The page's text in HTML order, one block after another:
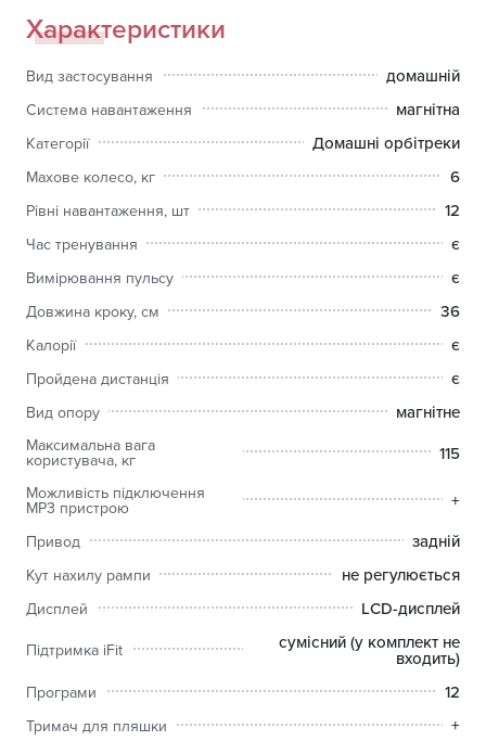
автоматично відстежує прогрес, відтворює реальні
можливість порівняти свої результати з друзями та
адаптувати Ваше тренування, задаючи конкретну мету
спереду тренажера, Ви легко зможете переміщати
обладнання, а підставка під планшет / телефон і тримач для
водний баланс в організмі.
Характеристики
Вид застосування домашній
Система навантаження магнітна
Категорії Домашні орбітреки
Махове колесо, кг 6
Рівні навантаження, шт 12
Час тренування є
Вимірювання пульсу є
Довжина кроку, см 36
Калорії є
Пройдена дистанція є
Вид опору магнітне
Максимальна вага
користувача, кг 115
Можливість підключення
MP3 пристрою +
Привод задній
Кут нахилу рампи не регулюється
Дисплей LCD-дисплей
Підтримка iFit сумісний (у комплект не
входить)
Програми 12
Тримач для пляшки +